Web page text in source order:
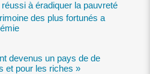
réussi à éradiquer la pauvreté
des plus fortunés a
devenus un pays de de
et pour les riches »